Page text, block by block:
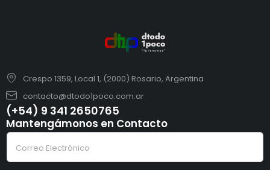
Crespo 1359, Local 1, (2000) Rosario, Argentina
contacto@dtodo1poco.com.ar
(+54) 9 341 2650765
Mantengámonos en Contacto
C
o
r
C